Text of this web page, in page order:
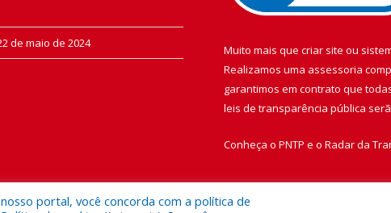
de maio de 2024 Muito mais que criar site ou
Realizamos uma assessoria
garantimos em contrato que
leis de transparência pública
Conheça o PNTP e o Radar da
portal, você concorda com a política de